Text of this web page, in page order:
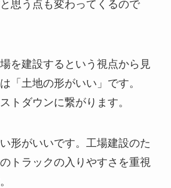
思う点も変わってくるので
を建設するという視点から見
「土地の形がいい」です。
トダウンに繋がります。
形がいいです。工場建設のた
トラックの入りやすさを重視